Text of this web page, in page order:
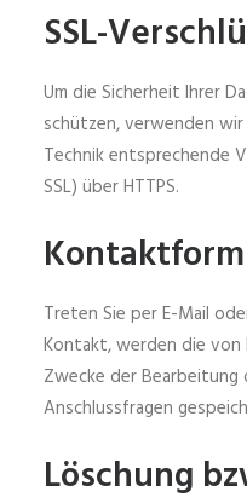
SSL-
Um die Sicherheit Ihrer
schützen, verwenden
Technik entsprechende
SSL) über HTTPS.
Treten Sie per E-Mail
Kontakt, werden die von
Zwecke der
Anschlussfragen
Löschung